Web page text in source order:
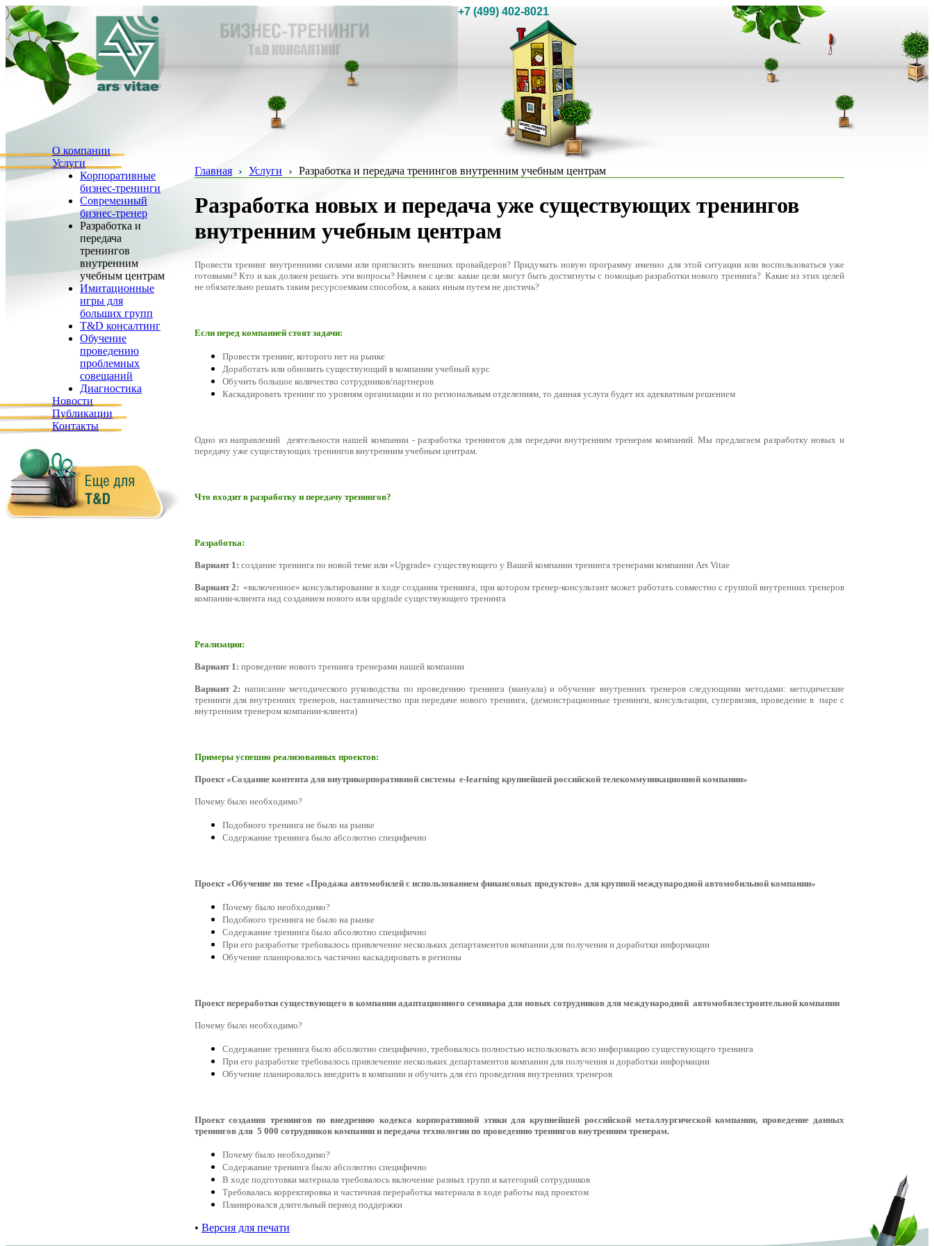
О компании
Услуги
Корпоративные
бизнес-тренинги
Современный
бизнес-тренер
Разработка и
передача
тренингов
внутренним
учебным центрам
Имитационные
игры для
больших групп
T&D консалтинг
Обучение
проведению
проблемных
совещаний
Диагностика
Новости
Публикации
Контакты
+7 (499) 402-8021
Главная Услуги Разработка и передача тренингов внутренним учебным центрам
Разработка новых и передача уже существующих тренингов
внутренним учебным центрам
Провести тренинг внутренними силами или пригласить внешних провайдеров? Придумать новую программу именно для этой ситуации или воспользоваться уже
готовыми? Кто и как должен решать эти вопросы? Начнем с цели: какие цели могут быть достигнуты с помощью разработки нового тренинга? Какие из этих целей
не обязательно решать таким ресурсоемким способом, а каких иным путем не достичь?
Если перед компанией стоят задачи:
Провести тренинг, которого нет на рынке
Доработать или обновить существующий в компании учебный курс
Обучить большое количество сотрудников/партнеров
Каскадировать тренинг по уровням организации и по региональным отделениям, то данная услуга будет их адекватным решением
Одно из направлений деятельности нашей компании - разработка тренингов для передачи внутренним тренерам компаний. Мы предлагаем разработку новых и
передачу уже существующих тренингов внутренним учебным центрам.
Что входит в разработку и передачу тренингов?
Разработка:
Вариант 1: создание тренинга по новой теме или «Upgrade» существующего у Вашей компании тренинга тренерами компании Ars Vitae
Вариант 2: «включенное» консультирование в ходе создания тренинга, при котором тренер-консультант может работать совместно с группой внутренних тренеров
компании-клиента над созданием нового или upgrade существующего тренинга
Реализация:
Вариант 1: проведение нового тренинга тренерами нашей компании
Вариант 2: написание методического руководства по проведению тренинга (мануала) и обучение внутренних тренеров следующими методами: методические
тренинги для внутренних тренеров, наставничество при передаче нового тренинга, (демонстрационные тренинги, консультации, супервизия, проведение в паре с
внутренним тренером компании-клиента)
Примеры успешно реализованных проектов:
Проект «Создание контента для внутрикорпоративной системы e-learning крупнейшей российской телекоммуникационной компании»
Почему было необходимо?
Подобного тренинга не было на рынке
Содержание тренинга было абсолютно специфично
Проект «Обучение по теме «Продажа автомобилей с использованием финансовых продуктов» для крупной международной автомобильной компании»
Почему было необходимо?
Подобного тренинга не было на рынке
Содержание тренинга было абсолютно специфично
При его разработке требовалось привлечение нескольких департаментов компании для получения и доработки информации
Обучение планировалось частично каскадировать в регионы
Проект переработки существующего в компании адаптационного семинара для новых сотрудников для международной автомобилестроительной компании
Почему было необходимо?
Содержание тренинга было абсолютно специфично, требовалось полностью использовать всю информацию существующего тренинга
При его разработке требовалось привлечение нескольких департаментов компании для получения и доработки информации
Обучение планировалось внедрить в компании и обучить для его проведения внутренних тренеров
Проект создания тренингов по внедрению кодекса корпоративной этики для крупнейшей российской металлургической компании, проведение данных
тренингов для 5 000 сотрудников компании и передача технологии по проведению тренингов внутренним тренерам.
Почему было необходимо?
Содержание тренинга было абсолютно специфично
В ходе подготовки материала требовалось включение разных групп и категорий сотрудников
Требовалась корректировка и частичная переработка материала в ходе работы над проектом
Планировался длительный период поддержки
• Версия для печати